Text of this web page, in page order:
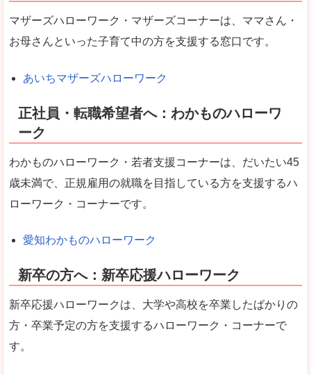
マザーズハローワーク・マザーズコーナーは、ママさん・
お母さんといった子育て中の方を支援する窓口です。
あいちマザーズハローワーク
正社員・転職希望者へ：わかものハローワ
ーク
わかものハローワーク・若者支援コーナーは、だいたい45
歳未満で、正規雇用の就職を目指している方を支援するハ
ローワーク・コーナーです。
愛知わかものハローワーク
新卒の方へ：新卒応援ハローワーク
新卒応援ハローワークは、大学や高校を卒業したばかりの
方・卒業予定の方を支援するハローワーク・コーナーで
す。